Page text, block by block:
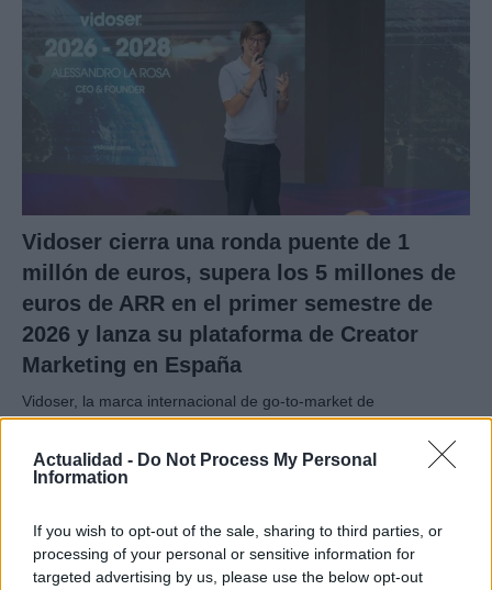
Actualidad - Do Not Process My Personal
Information
If you wish to opt-out of the sale, sharing to third parties, or
processing of your personal or sensitive information for
targeted advertising by us, please use the below opt-out
Vidoser cierra una ronda puente de 1
millón de euros, supera los 5 millones de
euros de ARR en el primer semestre de
2026 y lanza su plataforma de Creator
Marketing en España
Vidoser, la marca internacional de go-to-market de
CreationDose,…